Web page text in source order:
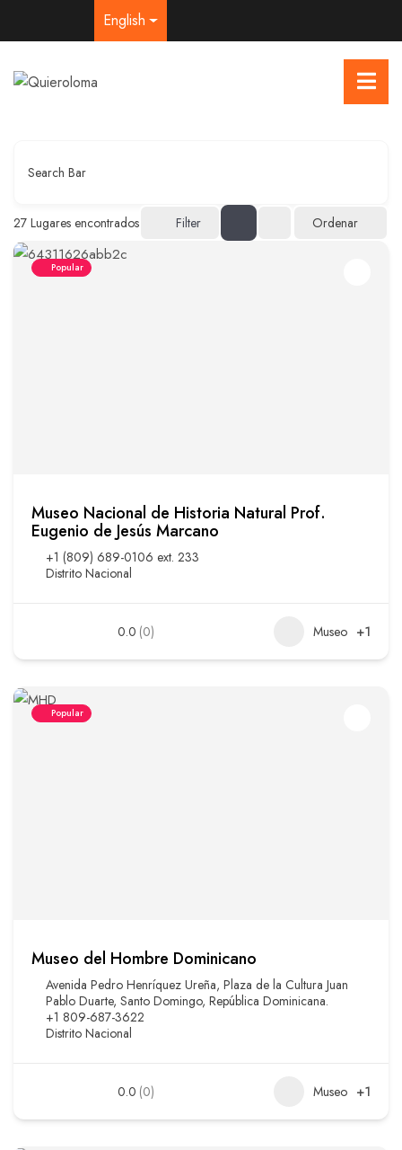
English
Search Bar
27 Lugares encontrados Filter Ordenar
Popular
Museo Nacional de Historia Natural Prof.
Eugenio de Jesús Marcano
+1 (809) 689-0106 ext. 233
Distrito Nacional
0.0 (0) Museo +1
Popular
Museo del Hombre Dominicano
Avenida Pedro Henríquez Ureña, Plaza de la Cultura Juan
Pablo Duarte, Santo Domingo, República Dominicana.
+1 809-687-3622
Distrito Nacional
0.0 (0) Museo +1